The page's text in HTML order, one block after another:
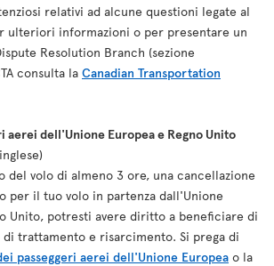
relativi ad alcune questioni legate al
ulteriori informazioni o per presentare un
Resolution Branch (sezione
consulta la Canadian Transportation
aerei dell'Unione Europea e Regno Unito
del volo di almeno 3 ore, una cancellazione
per il tuo volo in partenza dall'Unione
Unito, potresti avere diritto a beneficiare di
trattamento e risarcimento. Si prega di
passeggeri aerei dell'Unione Europea o la